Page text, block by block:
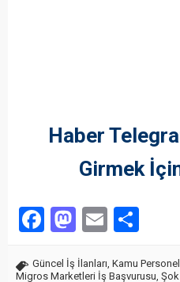
Haber
Girmek
Facebook
Mastodon
Email
Güncel İş İlanları Kamu Personel
Migros Marketleri İş Başvurusu